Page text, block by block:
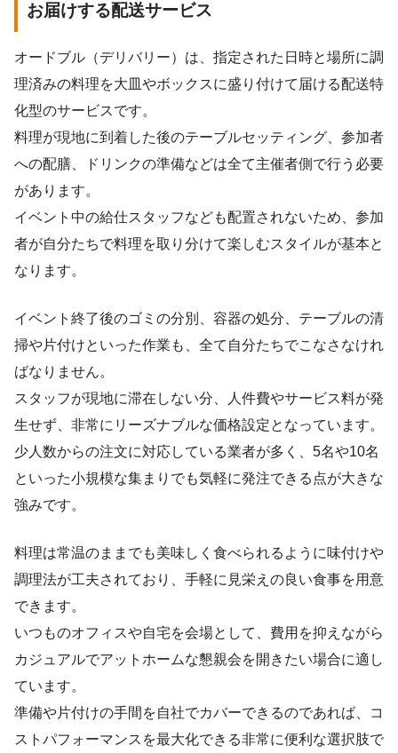
お届けする配送サービス
オードブル（デリバリー）は、指定された日時と場所に調
理済みの料理を大皿やボックスに盛り付けて届ける配送特
化型のサービスです。
料理が現地に到着した後のテーブルセッティング、参加者
への配膳、ドリンクの準備などは全て主催者側で行う必要
があります。
イベント中の給仕スタッフなども配置されないため、参加
者が自分たちで料理を取り分けて楽しむスタイルが基本と
なります。
イベント終了後のゴミの分別、容器の処分、テーブルの清
掃や片付けといった作業も、全て自分たちでこなさなけれ
ばなりません。
スタッフが現地に滞在しない分、人件費やサービス料が発
生せず、非常にリーズナブルな価格設定となっています。
少人数からの注文に対応している業者が多く、5名や10名
といった小規模な集まりでも気軽に発注できる点が大きな
強みです。
料理は常温のままでも美味しく食べられるように味付けや
調理法が工夫されており、手軽に見栄えの良い食事を用意
できます。
いつものオフィスや自宅を会場として、費用を抑えながら
カジュアルでアットホームな懇親会を開きたい場合に適し
ています。
準備や片付けの手間を自社でカバーできるのであれば、コ
ストパフォーマンスを最大化できる非常に便利な選択肢で